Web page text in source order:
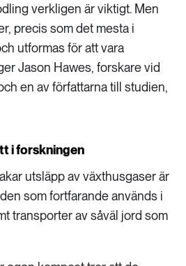
verkligen är viktigt. Men
precis som det mesta i
utformas för att vara
Jason Hawes, forskare vid
en av författarna till studien,
i forskningen
utsläpp av växthusgaser är
som fortfarande används i
transporter av såväl jord som